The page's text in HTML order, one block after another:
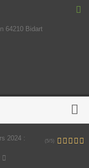
64210 Bidart
2024 : (5/5)